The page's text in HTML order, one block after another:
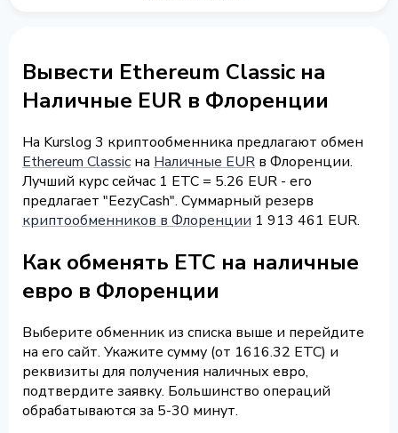
Вывести Ethereum Classic на
Наличные EUR в Флоренции
На Kurslog 3 криптообменника предлагают обмен
Ethereum Classic на Наличные EUR в Флоренции.
Лучший курс сейчас 1 ETC = 5.26 EUR - его
предлагает "EezyCash". Суммарный резерв
криптообменников в Флоренции 1 913 461 EUR.
Как обменять ETC на наличные
евро в Флоренции
Выберите обменник из списка выше и перейдите
на его сайт. Укажите сумму (от 1616.32 ETC) и
реквизиты для получения наличных евро,
подтвердите заявку. Большинство операций
обрабатываются за 5-30 минут.